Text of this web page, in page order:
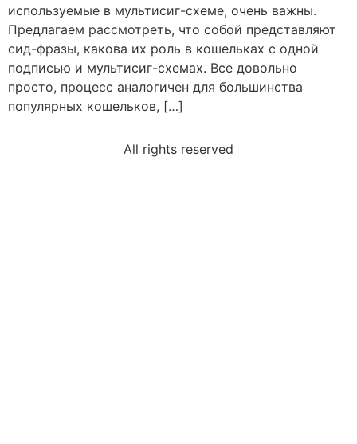
используемые в мультисиг-схеме, очень важны.
Предлагаем рассмотреть, что собой представляют
сид-фразы, какова их роль в кошельках с одной
подписью и мультисиг-схемах. Все довольно
просто, процесс аналогичен для большинства
популярных кошельков, […]
All rights reserved